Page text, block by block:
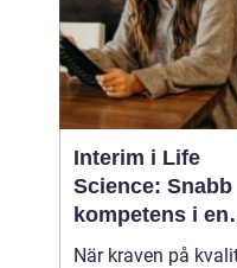
Interim i Life
Science: Snabb
kompetens i en
föränderlig
När kraven på